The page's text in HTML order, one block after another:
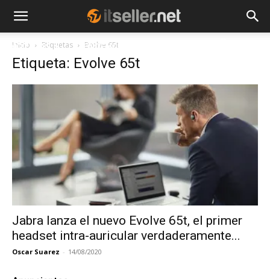
NOTICIAS TENDENCIAS
Inicio Etiquetas Evolve 65t
Etiqueta: Evolve 65t
Jabra lanza el nuevo Evolve 65t, el primer
headset intra-auricular verdaderamente...
Oscar Suarez - 14/08/2020